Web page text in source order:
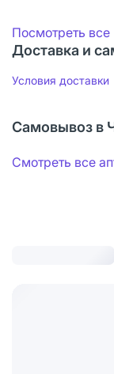
Посмотреть все
Доставка и
Условия доставки
Самовывоз в
Смотреть все